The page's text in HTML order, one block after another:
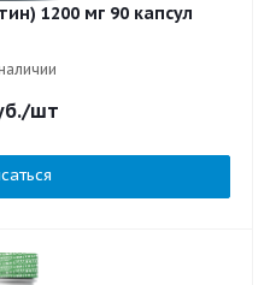
1200 мг 90 капсул
/шт